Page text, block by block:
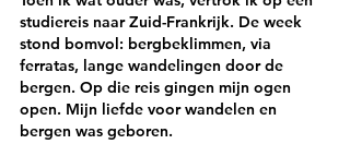
studiereis naar Zuid-Frankrijk. De week
stond bomvol: bergbeklimmen, via
ferratas, lange wandelingen door de
bergen. Op die reis gingen mijn ogen
open. Mijn liefde voor wandelen en
bergen was geboren.